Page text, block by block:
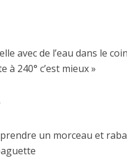
avec de l’eau dans le
240° c’est mieux »
un morceau et